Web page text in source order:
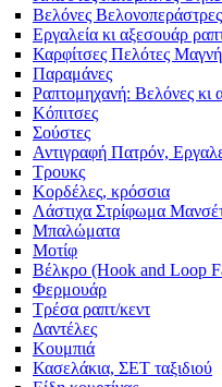
Βελόνες
Εργαλεία κι αξεσουάρ
Καρφίτσες Πελότες
Παραμάνες
Ραπτομηχανή: Βελόνες κι
Κόπιτσες
Σούστες
Αντιγραφή Πατρόν,
Τρουκς
Κορδέλες, κρόσσια
Λάστιχα Στρίφωμα
Μπαλώματα
Mοτίφ
Βέλκρο (Hook and Loop
Φερμουάρ
Τρέσα ραπτ/κεντ
Δαντέλες
Κουμπιά
Κασελάκια, ΣΕΤ ταξιδιού